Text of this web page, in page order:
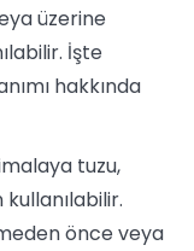
üzerine
İşte
hakkında
tuzu,
önce veya